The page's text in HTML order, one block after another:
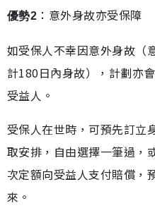
優勢2 ：意外身故亦受保障
如受保人不幸因意外身故（
計180日內身故），計劃亦
受益人。
受保人在世時，可預先訂立
取安排，自由選擇一筆過，
次定額向受益人支付賠償，
來。